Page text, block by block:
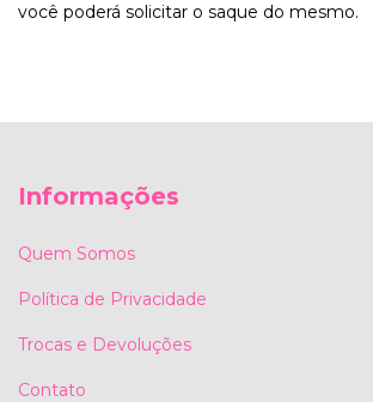
você poderá solicitar o saque do mesmo.
Informações
Quem Somos
Política de Privacidade
Trocas e Devoluções
Contato